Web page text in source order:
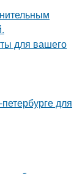
для вашего
для